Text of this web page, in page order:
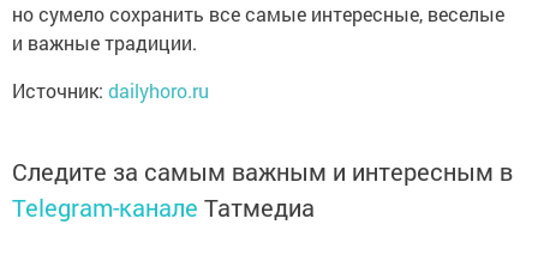
но сумело сохранить все самые интересные, веселые
и важные традиции.
Источник: dailyhoro.ru
Следите за самым важным и интересным в
Telegram-канале Татмедиа